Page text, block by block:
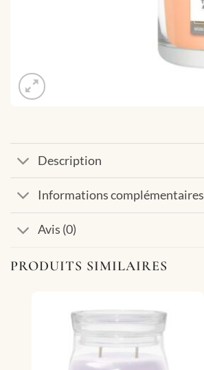
Description
Informations complémentaires
Avis (0)
PRODUITS SIMILAIRES